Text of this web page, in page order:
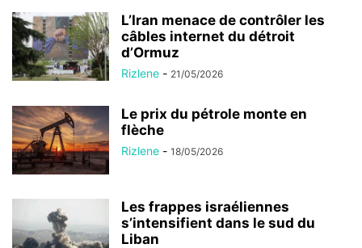
L’Iran menace de contrôler les
câbles internet du détroit
d’Ormuz
Rizlene - 21/05/2026
Le prix du pétrole monte en
flèche
Rizlene - 18/05/2026
Les frappes israéliennes
s’intensifient dans le sud du
Liban